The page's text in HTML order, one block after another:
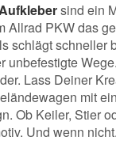
sind ein
Allrad PKW das
schlägt schneller
unbefestigte
Lass Deiner
mit
Ob Keiler, Stier
Und wenn